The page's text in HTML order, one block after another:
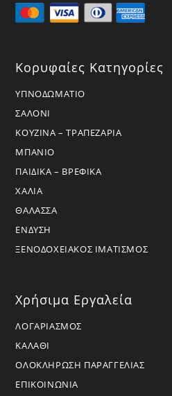
Κορυφαίες Κατηγορίες
ΥΠΝΟΔΩΜΑΤΙΟ
ΣΑΛΟΝΙ
ΚΟΥΖΙΝΑ – ΤΡΑΠΕΖΑΡΙΑ
ΜΠΑΝΙΟ
ΠΑΙΔΙΚΑ – ΒΡΕΦΙΚΑ
ΧΑΛΙΑ
ΘΑΛΑΣΣΑ
ΕΝΔΥΣΗ
ΞΕΝΟΔΟΧΕΙΑΚΟΣ ΙΜΑΤΙΣΜΟΣ
Χρήσιμα Εργαλεία
ΛΟΓΑΡΙΑΣΜΟΣ
ΚΑΛΑΘΙ
ΟΛΟΚΛΗΡΩΣΗ ΠΑΡΑΓΓΕΛΙΑΣ
ΕΠΙΚΟΙΝΩΝΙΑ